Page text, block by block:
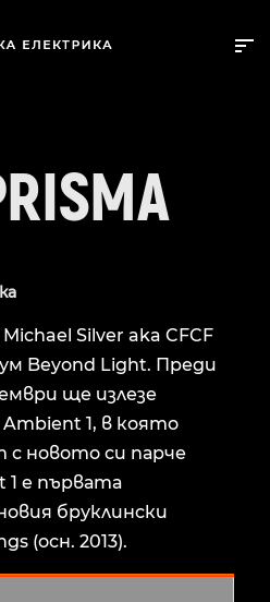
Silver aka CFCF
Beyond Light. Преди
ще излезе
1, в която
с новото си парче
1 е първата
бруклински
(осн. 2013).